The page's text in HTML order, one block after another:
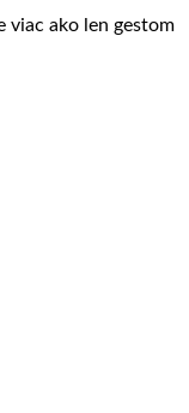
viac ako len gestom